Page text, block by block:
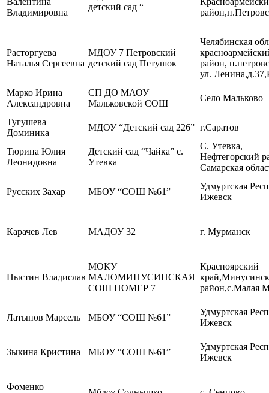
Владимировна
детский сад “
Расторгуева
Наталья Сергеевна
МДОУ 7 Петровский
детский сад Петушок
Челябинская
район,
ул.
Марко Ирина
Александровна
СП ДО МАОУ
Мальковской СОШ
Село Мальково
Тугушева
Доминика
МДОУ “Детский сад 226” г.Саратов
Тюрина Юлия
Леонидовна
Детский сад “Чайка” с.
Утевка
С. Утевка,
Нефтегорский
Самарская
Русских Захар МБОУ “СОШ №61”
Удмуртская
Ижевск
Карачев Лев МАДОУ 32 г. Мурманск
Пыстин Владислав
МОКУ
МАЛОМИНУСИНСКАЯ
СОШ НОМЕР 7
Красноярский
район,с.Малая
Латыпов Марсель МБОУ “СОШ №61”
Удмуртская
Ижевск
Зыкина Кристина МБОУ “СОШ №61”
Удмуртская
Ижевск
Фоменко